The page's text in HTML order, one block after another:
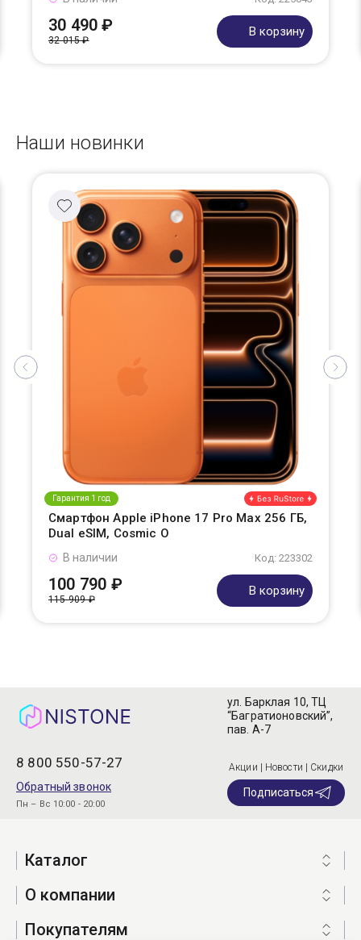
30 490 ₽
32 015 ₽
В корзину
Наши новинки
Гарантия 1 год
Смартфон Apple iPhone 17 Pro Max 256 ГБ,
Dual eSIM, Cosmic O
Код: 223302
В наличии
100 790 ₽
115 909 ₽
В корзину
8 800 550-57-27
Обратный звонок
Пн – Вс 10:00 - 20:00
ул. Барклая 10, ТЦ
“Багратионовский”,
пав. А-7
Акции | Новости | Скидки
Подписаться
Каталог
О компании
Покупателям